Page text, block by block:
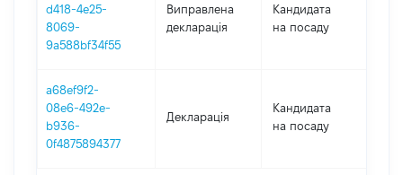
d418-4e25-
8069-
9a588bf34f55
Виправлена
декларація
Кандидата
на посаду
a68ef9f2-
08e6-492e-
b936-
0f4875894377
Декларація
Кандидата
на посаду